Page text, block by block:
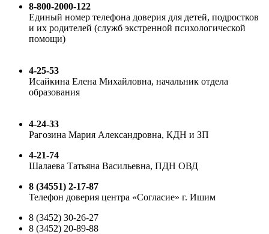
8-800-2000-122
Единый номер телефона доверия для детей, подростков
и их родителей (служб экстренной психологической
помощи)
4-25-53
Исайкина Елена Михайловна, начальник отдела
образования
4-24-33
Рагозина Мария Александровна, КДН и ЗП
4-21-74
Шалаева Татьяна Васильевна, ПДН ОВД
8 (34551) 2-17-87
Телефон доверия центра «Согласие» г. Ишим
8 (3452) 30-26-27
8 (3452) 20-89-88